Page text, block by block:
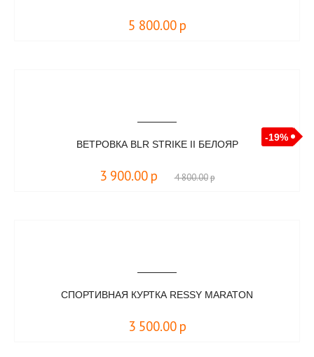
5 800.00 р
-19%
ВЕТРОВКА BLR STRIKE II БЕЛОЯР
3 900.00 р 4 800.00р
СПОРТИВНАЯ КУРТКА RESSY MARATON
3 500.00 р